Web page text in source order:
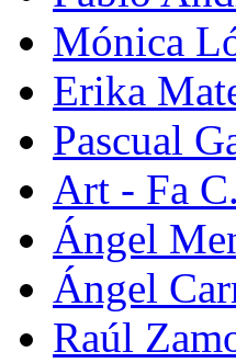
Mónica
Erika
Pascual
Art - Fa
Ángel
Ángel
Raúl